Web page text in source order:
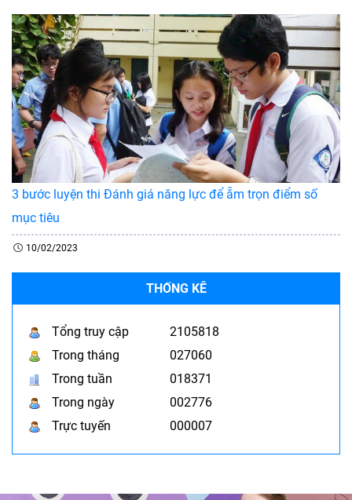
3 bước luyện thi Đánh giá năng lực để ẵm trọn điểm số
mục tiêu
10/02/2023
THỐNG KÊ
Tổng truy cập
2105818
Trong tháng
027060
Trong tuần
018371
Trong ngày
002776
Trực tuyến
000007